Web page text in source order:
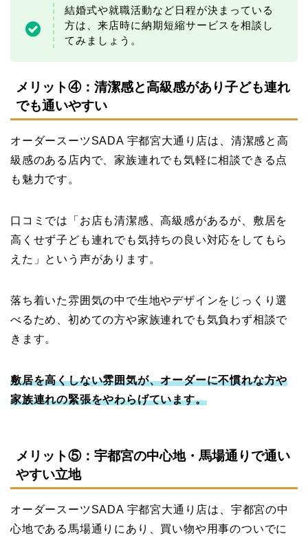
結婚式や就職活動など日程が決まっている
方は、来店時に納期短縮サービスを相談し
てみましょう。
メリット④：清潔感と高級感があり子ども連れ
でも通いやすい
オーダースーツSADA 宇都宮大通り店は、清潔感と高
級感のある店内で、家族連れでも気軽に相談できる点
も魅力です。
口コミでは「お店も清潔感、高級感があるが、敷居を
高くせず子ども連れでも気持ちの良い対応をしてもら
えた」という声があります。
落ち着いた雰囲気の中で生地やデザインをじっくり選
べるため、初めての方や家族連れでも気負わず相談で
きます。
敷居を高くしない雰囲気が、オーダーに不慣れな方や
家族連れの緊張をやわらげています。
メリット⑤：宇都宮の中心地・馬場通りで通い
やすい立地
オーダースーツSADA 宇都宮大通り店は、宇都宮の中
心地である馬場通りにあり、買い物や用事のついでに